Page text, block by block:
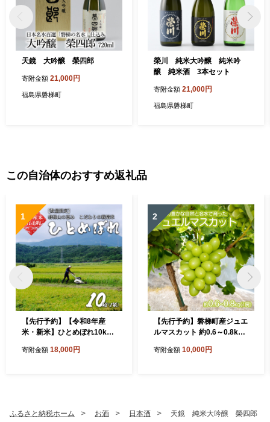
天鏡 大吟醸 榮四郎
寄附金額 21,000円
福島県磐梯町
榮川 純米大吟醸 純米吟
醸 純米酒 3本セット
寄附金額 21,000円
福島県磐梯町
この自治体のおすすめ返礼品
1
【先行予約】【令和8年産
米・新米】ひとめぼれ10kg
栽培米 令和8年10月下旬頃
寄附金額 18,000円
2
【先行予約】磐梯町産ジュエ
ルマスカット 約0.6～0.8kg
月発送予定 大粒 種無し
寄附金額 10,000円
ふるさと納税ホーム お酒 日本酒 天鏡 純米大吟醸 榮四郎